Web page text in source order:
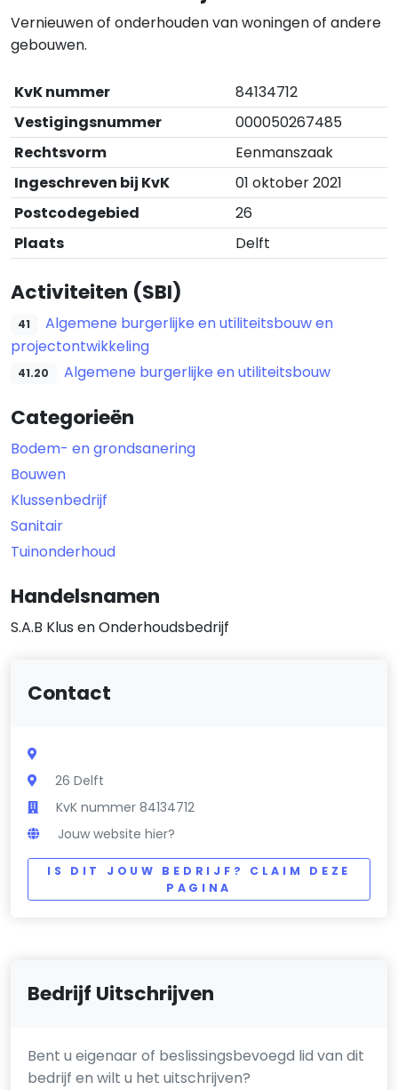
Vernieuwen of onderhouden van woningen of andere
gebouwen.
KvK nummer
84134712
Vestigingsnummer
000050267485
Rechtsvorm
Eenmanszaak
Ingeschreven bij KvK
01 oktober 2021
Postcodegebied
26
Plaats
Delft
Activiteiten (SBI)
41
Algemene burgerlijke en utiliteitsbouw en
projectontwikkeling
41.20 Algemene burgerlijke en utiliteitsbouw
Categorieën
Bodem- en grondsanering
Bouwen
Klussenbedrijf
Sanitair
Tuinonderhoud
Handelsnamen
S.A.B Klus en Onderhoudsbedrijf
Contact
26 Delft
KvK nummer 84134712
Jouw website hier?
IS DIT JOUW BEDRIJF? CLAIM DEZE
PAGINA
Bedrijf Uitschrijven
Bent u eigenaar of beslissingsbevoegd lid van dit
bedrijf en wilt u het uitschrijven?